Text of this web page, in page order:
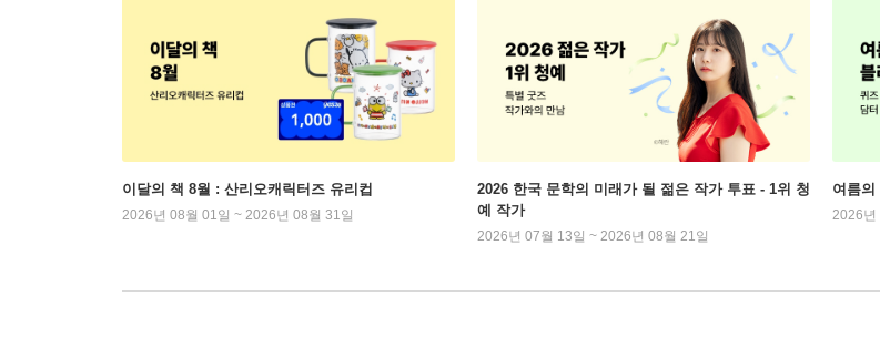
이달의 책 8월 : 산리오캐릭터즈 유리컵
2026년 08월 01일 ~ 2026년 08월 31일
2026 한국 문학의 미래가 될 젊은 작가 투표 - 1위 청
예 작가
2026년 07월 13일 ~ 2026년 08월 21일
여름의
2026년